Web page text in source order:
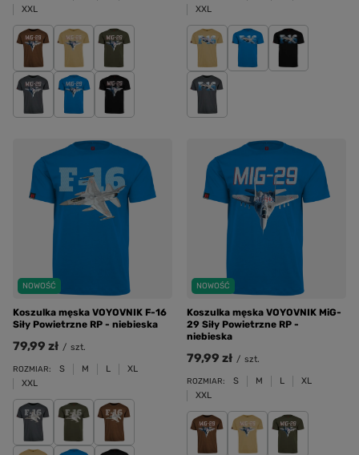
XXL
XXL
NOWOŚĆ
Koszulka męska VOYOVNIK F-16
Siły Powietrzne RP - niebieska
79,99 zł / szt.
ROZMIAR: S M L
XL
XXL
NOWOŚĆ
Koszulka męska VOYOVNIK MiG-
29 Siły Powietrzne RP -
niebieska
79,99 zł / szt.
ROZMIAR: S M L
XL
XXL